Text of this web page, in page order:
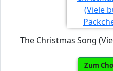
The Christmas Song
Zum